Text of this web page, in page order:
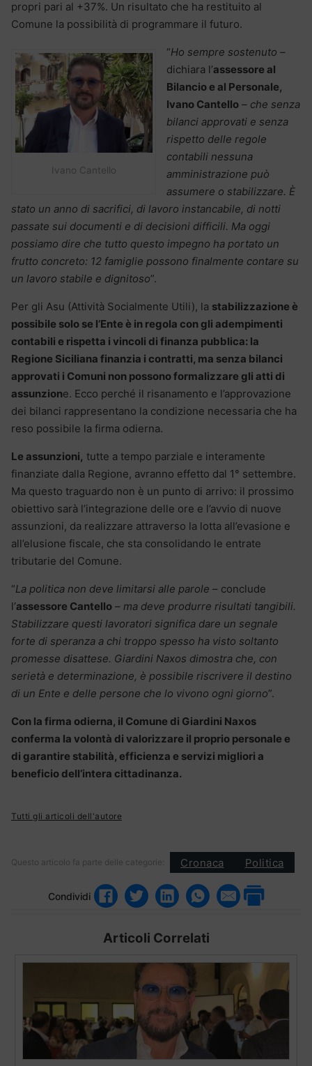
propri pari al +37%. Un risultato che ha restituito al
Comune la possibilità di programmare il futuro.
Ivano Cantello
“Ho sempre sostenuto –
dichiara l’assessore al
Bilancio e al Personale,
Ivano Cantello – che senza
bilanci approvati e senza
rispetto delle regole
contabili nessuna
amministrazione può
assumere o stabilizzare. È
stato un anno di sacrifici, di lavoro instancabile, di notti
passate sui documenti e di decisioni difficili. Ma oggi
possiamo dire che tutto questo impegno ha portato un
frutto concreto: 12 famiglie possono finalmente contare su
un lavoro stabile e dignitoso”.
Per gli Asu (Attività Socialmente Utili), la stabilizzazione è
possibile solo se l’Ente è in regola con gli adempimenti
contabili e rispetta i vincoli di finanza pubblica: la
Regione Siciliana finanzia i contratti, ma senza bilanci
approvati i Comuni non possono formalizzare gli atti di
assunzione. Ecco perché il risanamento e l’approvazione
dei bilanci rappresentano la condizione necessaria che ha
reso possibile la firma odierna.
Le assunzioni, tutte a tempo parziale e interamente
finanziate dalla Regione, avranno effetto dal 1° settembre.
Ma questo traguardo non è un punto di arrivo: il prossimo
obiettivo sarà l’integrazione delle ore e l’avvio di nuove
assunzioni, da realizzare attraverso la lotta all’evasione e
all’elusione fiscale, che sta consolidando le entrate
tributarie del Comune.
“La politica non deve limitarsi alle parole – conclude
l’assessore Cantello – ma deve produrre risultati tangibili.
Stabilizzare questi lavoratori significa dare un segnale
forte di speranza a chi troppo spesso ha visto soltanto
promesse disattese. Giardini Naxos dimostra che, con
serietà e determinazione, è possibile riscrivere il destino
di un Ente e delle persone che lo vivono ogni giorno”.
Con la firma odierna, il Comune di Giardini Naxos
conferma la volontà di valorizzare il proprio personale e
di garantire stabilità, efficienza e servizi migliori a
beneficio dell’intera cittadinanza.
Tutti gli articoli dell'autore
Questo articolo fa parte delle categorie: Cronaca Politica
Condividi
Articoli Correlati